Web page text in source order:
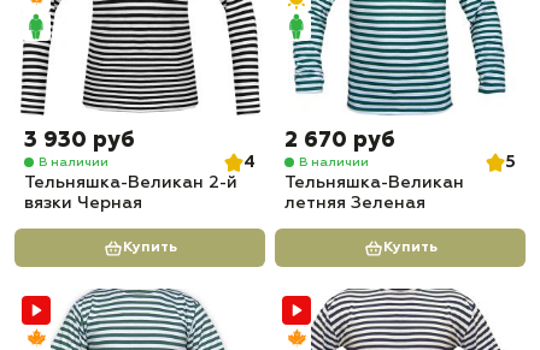
3 930 руб
В наличии
4
Тельняшка-Великан 2-й
вязки Черная
Купить
2 670 руб
В наличии
5
Тельняшка-Великан
летняя Зеленая
Купить